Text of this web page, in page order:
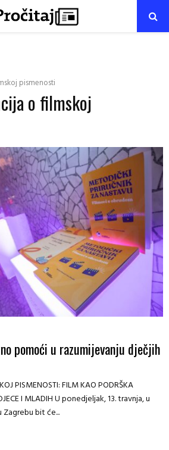
pismenosti
o filmskoj
pomoći u razumijevanju dječjih
PISMENOSTI: FILM KAO PODRŠKA
I MLADIH U ponedjeljak, 13. travnja, u
bit će...